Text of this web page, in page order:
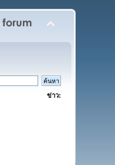
ข่าว: